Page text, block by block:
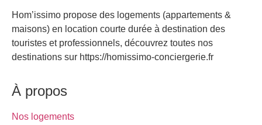
Hom’issimo propose des logements (appartements &
maisons) en location courte durée à destination des
touristes et professionnels, découvrez toutes nos
destinations sur https://homissimo-conciergerie.fr
À propos
Nos logements